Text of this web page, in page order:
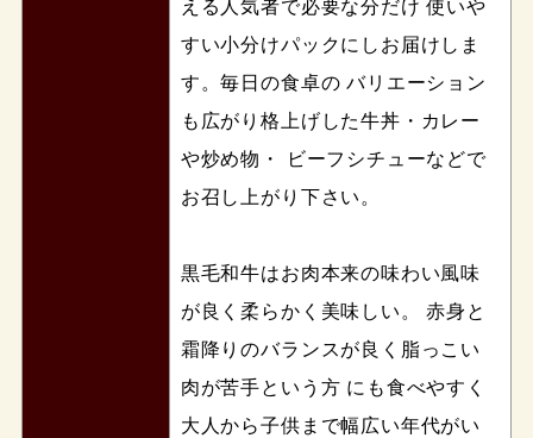
える人気者で必要な分だけ 使いや
すい小分けパックにしお届けしま
す。毎日の食卓の バリエーション
も広がり格上げした牛丼・カレー
や炒め物・ ビーフシチューなどで
お召し上がり下さい。
黒毛和牛はお肉本来の味わい風味
が良く柔らかく美味しい。 赤身と
霜降りのバランスが良く脂っこい
肉が苦手という方 にも食べやすく
大人から子供まで幅広い年代がい